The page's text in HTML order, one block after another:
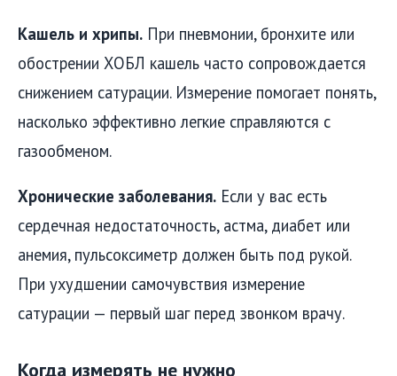
Кашель и хрипы. При пневмонии, бронхите или
обострении ХОБЛ кашель часто сопровождается
снижением сатурации. Измерение помогает понять,
насколько эффективно легкие справляются с
газообменом.
Хронические заболевания. Если у вас есть
сердечная недостаточность, астма, диабет или
анемия, пульсоксиметр должен быть под рукой.
При ухудшении самочувствия измерение
сатурации — первый шаг перед звонком врачу.
Когда измерять не нужно